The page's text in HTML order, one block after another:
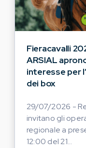
Fieracavalli
ARSIAL
interesse per
dei box
29/07/2026 -
invitano gli
regionale a
12:00 del 21...